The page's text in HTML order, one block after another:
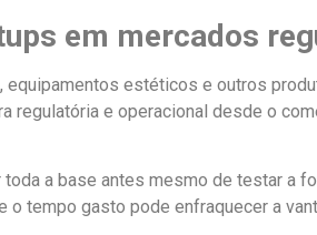
em mercados
estéticos e outros
regulatória e operacional desde o
a base antes mesmo de testar a
o tempo gasto pode enfraquecer a